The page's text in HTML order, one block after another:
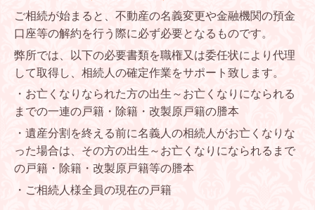
ご相続が始まると、不動産の名義変更や金融機関の預金
口座等の解約を行う際に必ず必要となるものです。
弊所では、以下の必要書類を職権又は委任状により代理
して取得し、相続人の確定作業をサポート致します。
・お亡くなりなられた方の出生～お亡くなりになられる
までの一連の戸籍・除籍・改製原戸籍の謄本
・遺産分割を終える前に名義人の相続人がお亡くなりな
った場合は、その方の出生～お亡くなりになられるまで
の戸籍・除籍・改製原戸籍等の謄本
・ご相続人様全員の現在の戸籍